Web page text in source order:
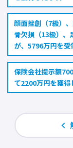
顔面挫創（7級）
骨欠損（13級）、
が、5796万円を受
保険会社提示額
て2200万円を獲得